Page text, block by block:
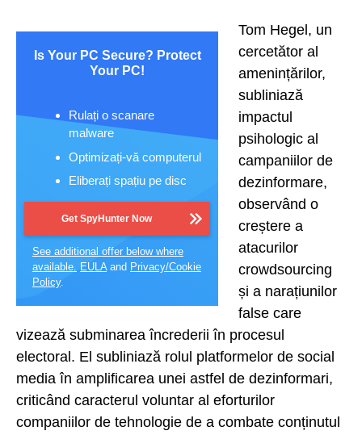
Is Your PC Secure? Protect
Your PC!
Rulați o scanare
malware
Optimizați-vă computerul
Eliberați spațiu pe disc
Get SpyHunter Now
See additional offer below where
available. EULAand Privacy/Cookie
Policy.
Tom Hegel, un
cercetător al
amenințărilor,
subliniază
impactul
psihologic al
campaniilor de
dezinformare,
observând o
creștere a
atacurilor
crowdsourcing
și a narațiunilor
false care
vizează subminarea încrederii în procesul
electoral. El subliniază rolul platformelor de social
media în amplificarea unei astfel de dezinformari,
criticând caracterul voluntar al eforturilor
companiilor de tehnologie de a combate conținutul